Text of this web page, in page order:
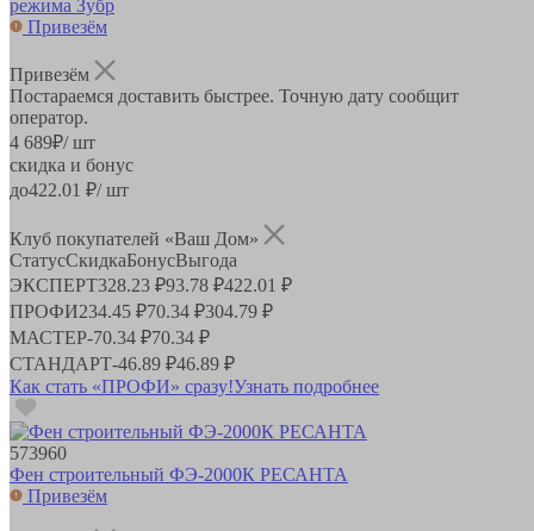
режима Зубр
Привезём
Привезём
Постараемся доставить быстрее. Точную дату сообщит
оператор.
4 689₽/ шт
скидка и бонус
до422.01 ₽/ шт
Клуб покупателей «Ваш Дом»
СтатусСкидкаБонусВыгода
ЭКСПЕРТ328.23 ₽93.78 ₽422.01 ₽
ПРОФИ234.45 ₽70.34 ₽304.79 ₽
МАСТЕР-70.34 ₽70.34 ₽
СТАНДАРТ-46.89 ₽46.89 ₽
Как стать «ПРОФИ» сразу!Узнать подробнее
573960
Фен строительный ФЭ-2000К РЕСАНТА
Привезём